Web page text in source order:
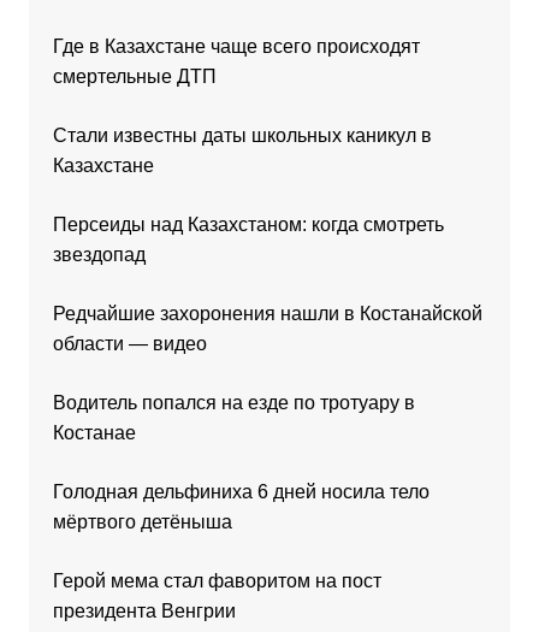
Где в Казахстане чаще всего происходят
смертельные ДТП
Стали известны даты школьных каникул в
Казахстане
Персеиды над Казахстаном: когда смотреть
звездопад
Редчайшие захоронения нашли в Костанайской
области — видео
Водитель попался на езде по тротуару в
Костанае
Голодная дельфиниха 6 дней носила тело
мёртвого детёныша
Герой мема стал фаворитом на пост
президента Венгрии